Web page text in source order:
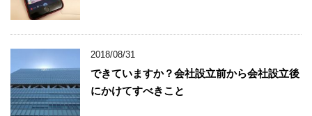
2018/08/31
できていますか？会社設立前から会社設立後
にかけてすべきこと